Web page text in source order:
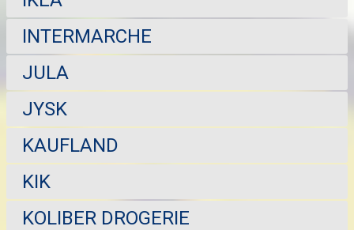
INTERMARCHE
JULA
JYSK
KAUFLAND
KIK
KOLIBER DROGERIE